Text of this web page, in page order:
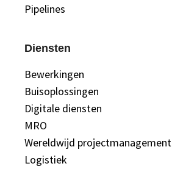
Pipelines
Diensten
Bewerkingen
Buisoplossingen
Digitale diensten
MRO
Wereldwijd projectmanagement
Logistiek